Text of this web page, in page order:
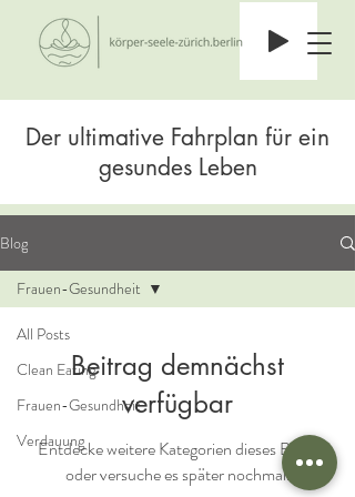
Der ultimative Fahrplan für ein
gesundes Leben
Blog
All Posts
Clean Eating
Frauen-Gesundheit
Verdauung
Frauen-Gesundheit
Beitrag demnächst
verfügbar
Entdecke weitere Kategorien dieses Blogs
oder versuche es später nochmal.